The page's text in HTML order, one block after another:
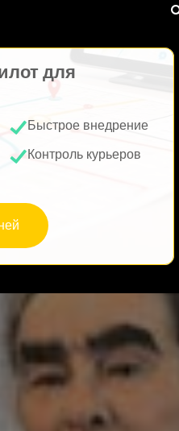
для
Быстрое внедрение
Контроль курьеров